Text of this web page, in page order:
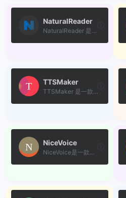
NaturalReader
NaturalReader 是一款功能强...
TTSMaker
TTSMaker 是一款在线文本转语...
NiceVoice
NiceVoice是一款免费的AI声音...